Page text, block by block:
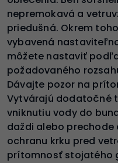
nepremokavá a
priedušná. Okrem
vybavená
môžete nastaviť
požadovaného
Dávajte pozor na
Vytvárajú dodatočné
vniknutiu vody do
daždi alebo prechode
ochranu krku pred
prítomnosť stojatého